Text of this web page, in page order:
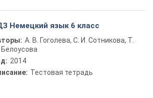
Немецкий язык 6 класс
А. В. Гоголева, С. И. Сотникова, Т.
2014
Тестовая тетрадь